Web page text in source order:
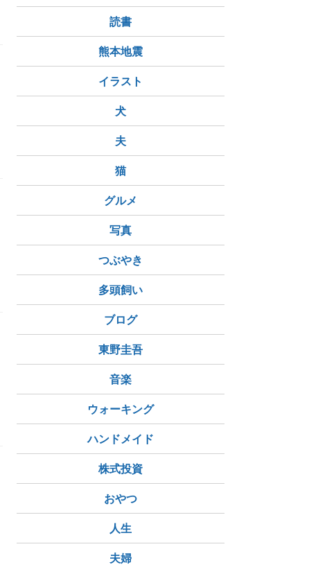
読書
熊本地震
イラスト
犬
夫
猫
グルメ
写真
つぶやき
多頭飼い
ブログ
東野圭吾
音楽
ウォーキング
ハンドメイド
株式投資
おやつ
人生
夫婦